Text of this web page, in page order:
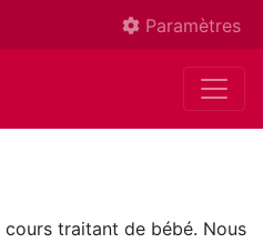
Paramètres
traitant de bébé. Nous